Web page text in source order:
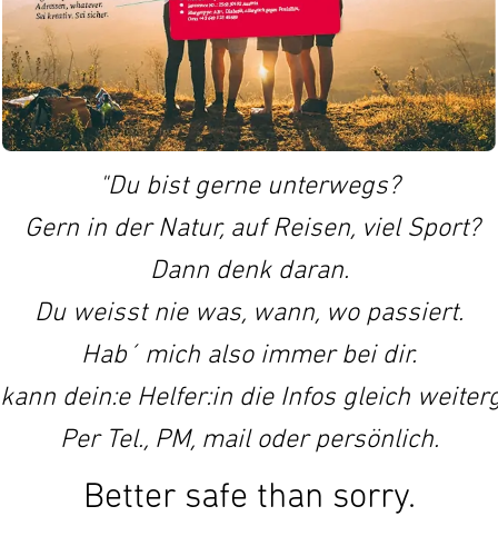
"Du bist gerne unterwegs?
Gern in der Natur, auf Reisen, viel Sport?
Danndenkdaran.
Du weisst nie was, wann, wo passiert.
Hab´ mich also immer bei dir.
dein:e Helfer:in die Infos gleich
Per Tel., PM, mail oder persönlich.
Better safe than sorry.